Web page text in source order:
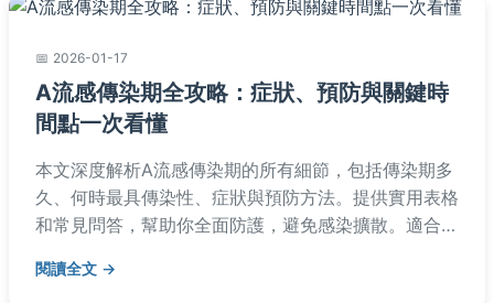
2026-01-17
A流感傳染期全攻略：症狀、預防與關鍵時
間點一次看懂
本文深度解析A流感傳染期的所有細節，包括傳染期多
久、何時最具傳染性、症狀與預防方法。提供實用表格
和常見問答，幫助你全面防護，避免感染擴散。適合家
分享。
閱讀全文